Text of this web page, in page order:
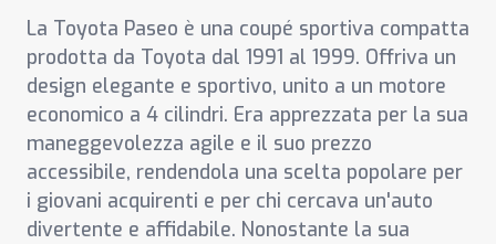
La Toyota Paseo è una coupé sportiva compatta
prodotta da Toyota dal 1991 al 1999. Offriva un
design elegante e sportivo, unito a un motore
economico a 4 cilindri. Era apprezzata per la sua
maneggevolezza agile e il suo prezzo
accessibile, rendendola una scelta popolare per
i giovani acquirenti e per chi cercava un'auto
divertente e affidabile. Nonostante la sua